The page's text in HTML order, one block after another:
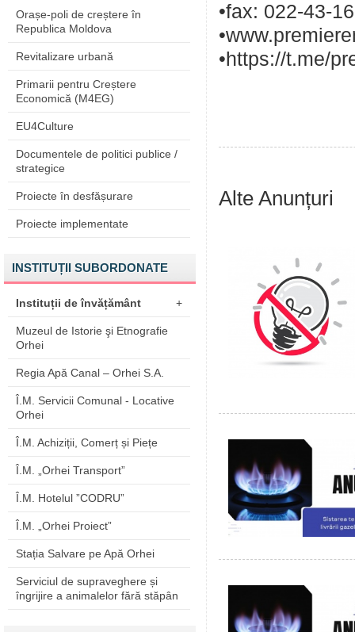
Orașe-poli de creștere în
Republica Moldova
Revitalizare urbană
Primarii pentru Creștere
Economică (M4EG)
EU4Culture
Documentele de politici publice /
strategice
Proiecte în desfășurare
Proiecte implementate
INSTITUȚII SUBORDONATE
Instituții de învățământ +
Muzeul de Istorie şi Etnografie
Orhei
Regia Apă Canal – Orhei S.A.
Î.M. Servicii Comunal - Locative
Orhei
Î.M. Achiziții, Comerț și Piețe
Î.M. „Orhei Transport”
Î.M. Hotelul ”CODRU”
Î.M. „Orhei Proiect”
Stația Salvare pe Apă Orhei
Serviciul de supraveghere și
îngrijire a animalelor fără stăpân
•fax: 022-43-
•https://t.me/
Alte Anunțuri